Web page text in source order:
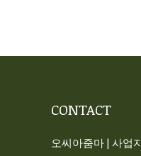
CONTACT
오씨아줌마 | 사업